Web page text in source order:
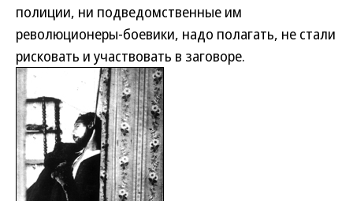
полиции, ни подведомственные им
революционеры-боевики, надо полагать, не стали
рисковать и участвовать в заговоре.